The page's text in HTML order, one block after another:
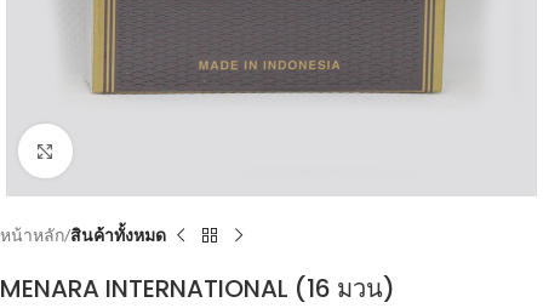
หน้าหลัก สินค้าทั้งหมด
MENARA INTERNATIONAL (16 มวน)